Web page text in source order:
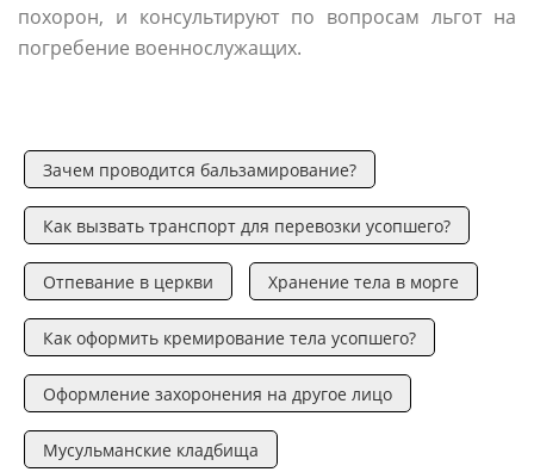
похорон, и консультируют по вопросам льгот на
погребение военнослужащих.
Зачем проводится бальзамирование?
Как вызвать транспорт для перевозки усопшего?
Отпевание в церкви Хранение тела в морге
Как оформить кремирование тела усопшего?
Оформление захоронения на другое лицо
Мусульманские кладбища